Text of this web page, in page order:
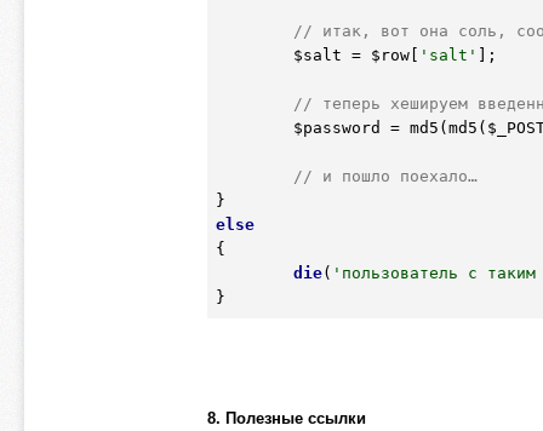
// итак, вот она соль,
$salt = $row[ 'salt' ];
// теперь хешируем
$password = md5(md5(
// и пошло поехало…
else
{
die( 'пользователь с
8. Полезные ссылки